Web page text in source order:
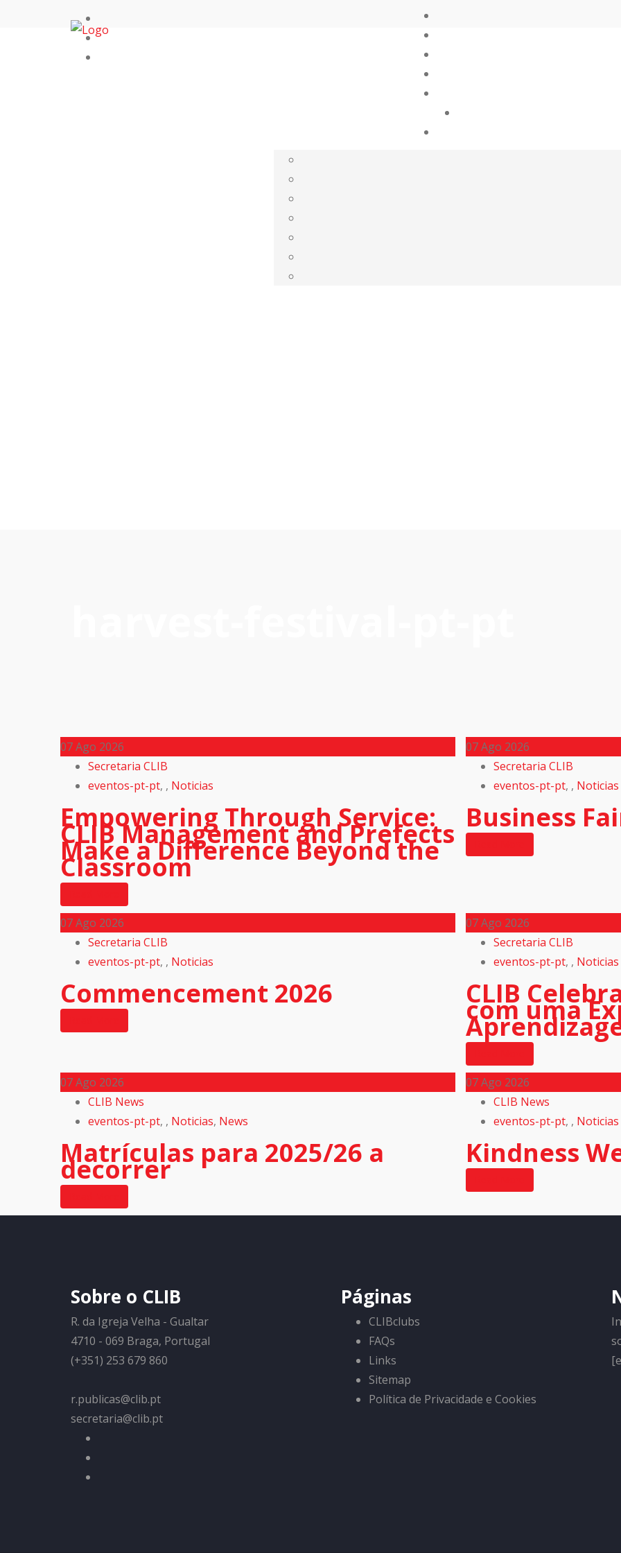
07Ago 2026
Secretaria CLIB
eventos-pt-pt, , Noticias
Empowering Through Service:
CLIB Management and Prefects
Make a Difference Beyond the
Classroom
07Ago 2026
Secretaria CLIB
eventos-pt-pt, , Noticias
Business
07Ago 2026
Secretaria CLIB
eventos-pt-pt, , Noticias
Commencement 2026
07Ago 2026
Secretaria CLIB
eventos-pt-pt, , Noticias
CLIB
com uma
07Ago 2026
CLIB News
eventos-pt-pt, , Noticias, News
Matrículas para 2025/26 a
decorrer
07Ago 2026
CLIB News
eventos-pt-pt, , Noticias
Kindness
Sobre o CLIB
R. da Igreja Velha - Gualtar
4710 - 069 Braga, Portugal
(+351) 253 679 860
r.publicas@clib.pt
secretaria@clib.pt
Páginas
CLIBclubs
FAQs
Links
Sitemap
Política de Privacidade e Cookies